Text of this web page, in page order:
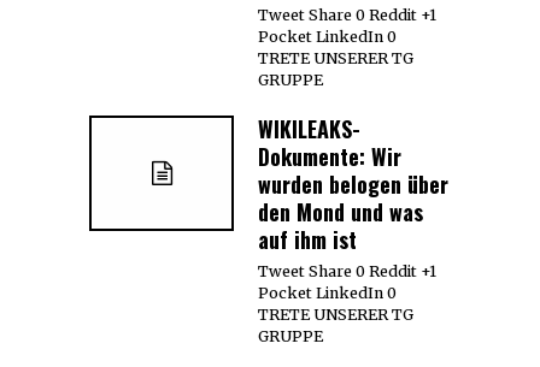
Tweet Share 0 Reddit +1
Pocket LinkedIn 0
TRETE UNSERER TG
GRUPPE
WIKILEAKS-
Dokumente: Wir
wurden belogen über
den Mond und was
auf ihm ist
Tweet Share 0 Reddit +1
Pocket LinkedIn 0
TRETE UNSERER TG
GRUPPE